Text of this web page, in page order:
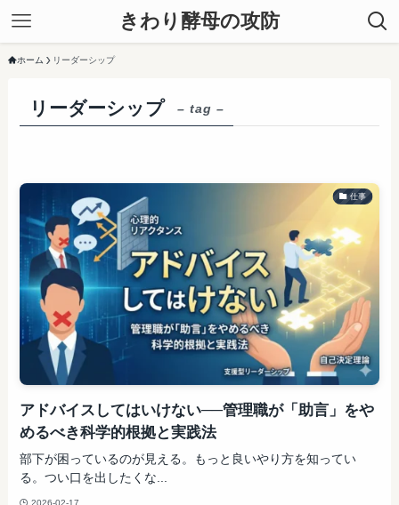
きわり酵母の攻防
ホーム リーダーシップ
リーダーシップ – tag –
仕事
アドバイスしてはいけない──管理職が「助言」をや
めるべき科学的根拠と実践法
部下が困っているのが見える。もっと良いやり方を知ってい
る。つい口を出したくな...
2026-02-17